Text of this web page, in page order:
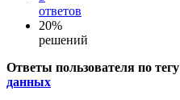
ответов
20%
решений
Ответы пользователя по тегу
данных